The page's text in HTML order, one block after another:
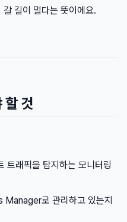
길이 멀다는 뜻이에요.
할 것
트래픽을 탐지하는 모니터링
로 관리하고 있는지